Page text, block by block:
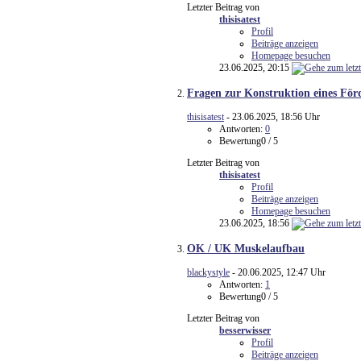
Letzter Beitrag von
thisisatest
Profil
Beiträge anzeigen
Homepage besuchen
23.06.2025, 20:15
Fragen zur Konstruktion eines
thisisatest - 23.06.2025, 18:56 Uhr
Antworten: 0
Bewertung0 / 5
Letzter Beitrag von
thisisatest
Profil
Beiträge anzeigen
Homepage besuchen
23.06.2025, 18:56
OK / UK Muskelaufbau
blackystyle - 20.06.2025, 12:47 Uhr
Antworten: 1
Bewertung0 / 5
Letzter Beitrag von
besserwisser
Profil
Beiträge anzeigen